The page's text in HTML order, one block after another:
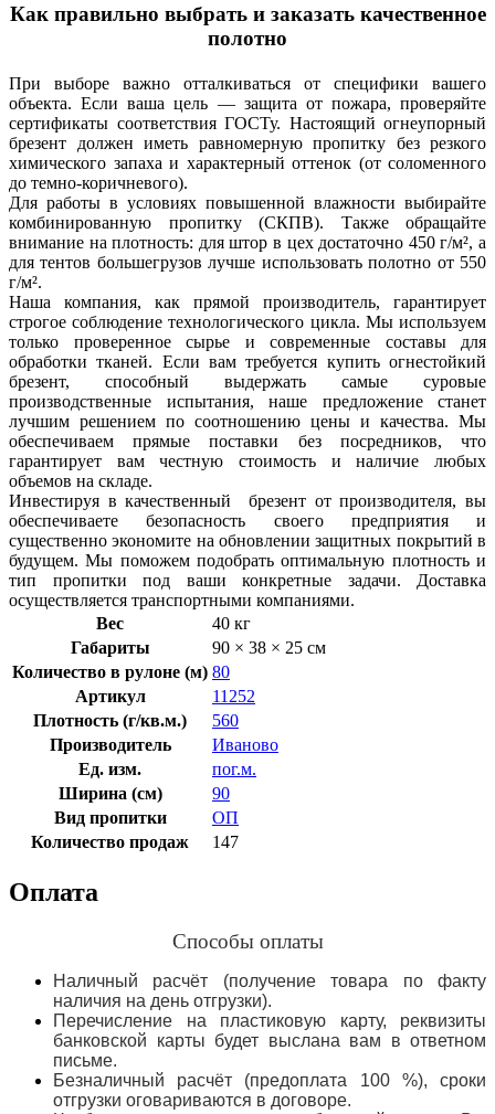
Как правильно выбрать и заказать качественное
полотно
При выборе важно отталкиваться от специфики вашего
объекта. Если ваша цель — защита от пожара, проверяйте
сертификаты соответствия ГОСТу. Настоящий огнеупорный
брезент должен иметь равномерную пропитку без резкого
химического запаха и характерный оттенок (от соломенного
до темно-коричневого).
Для работы в условиях повышенной влажности выбирайте
комбинированную пропитку (СКПВ). Также обращайте
внимание на плотность: для штор в цех достаточно 450 г/м², а
для тентов большегрузов лучше использовать полотно от 550
г/м².
Наша компания, как прямой производитель, гарантирует
строгое соблюдение технологического цикла. Мы используем
только проверенное сырье и современные составы для
обработки тканей. Если вам требуется купить огнестойкий
брезент, способный выдержать самые суровые
производственные испытания, наше предложение станет
лучшим решением по соотношению цены и качества. Мы
обеспечиваем прямые поставки без посредников, что
гарантирует вам честную стоимость и наличие любых
объемов на складе.
Инвестируя в качественный брезент от производителя, вы
обеспечиваете безопасность своего предприятия и
существенно экономите на обновлении защитных покрытий в
будущем. Мы поможем подобрать оптимальную плотность и
тип пропитки под ваши конкретные задачи. Доставка
осуществляется транспортными компаниями.
Вес
40 кг
Габариты
90 × 38 × 25 см
Количество в рулоне (м) 80
Артикул
11252
Плотность (г/кв.м.)
560
Производитель
Иваново
Ед. изм.
пог.м.
Ширина (см)
90
Вид пропитки
ОП
Количество продаж
147
Оплата
Способы оплаты
Наличный расчёт (получение товара по факту
наличия на день отгрузки).
Перечисление на пластиковую карту, реквизиты
банковской карты будет выслана вам в ответном
письме.
Безналичный расчёт (предоплата 100 %), сроки
отгрузки оговариваются в договоре.